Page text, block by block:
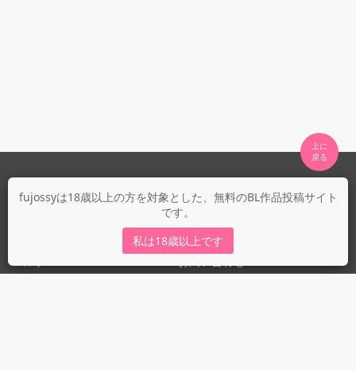
fujossyは18歳以上の方を対象とした、無料のBL作品投稿サイト
です。
私は18歳以上です
上に
fujossyについて
fujossy運営ブログ